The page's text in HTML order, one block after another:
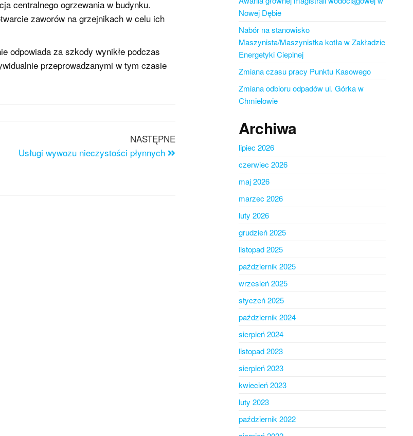
centralnego ogrzewania w budynku.
zaworów na grzejnikach w celu ich
odpowiada za szkody wynikłe podczas
przeprowadzanymi w tym czasie
NASTĘPNE
Usługi wywozu nieczystości płynnych
Nowej Dębie
Nabór na stanowisko
Maszynista/Maszynistka kotła w Zakładzie
Energetyki Cieplnej
Zmiana czasu pracy Punktu Kasowego
Zmiana odbioru odpadów ul. Górka w
Chmielowie
Archiwa
lipiec 2026
czerwiec 2026
maj 2026
marzec 2026
luty 2026
grudzień 2025
listopad 2025
październik 2025
wrzesień 2025
styczeń 2025
październik 2024
sierpień 2024
listopad 2023
sierpień 2023
kwiecień 2023
luty 2023
październik 2022